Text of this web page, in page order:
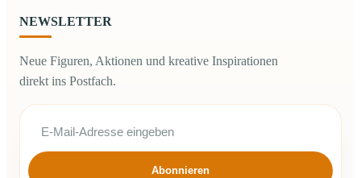
NEWSLETTER
Neue Figuren, Aktionen und kreative Inspirationen
direkt ins Postfach.
Abonnieren